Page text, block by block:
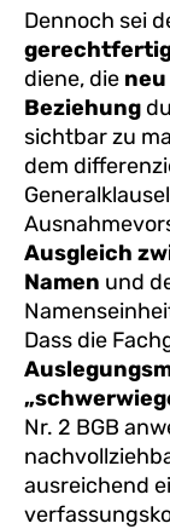
Dennoch sei
diene, die
Beziehung
sichtbar zu
dem
Ausgleich
Namen und
Dass die
Nr. 2 BGB
ausreichend